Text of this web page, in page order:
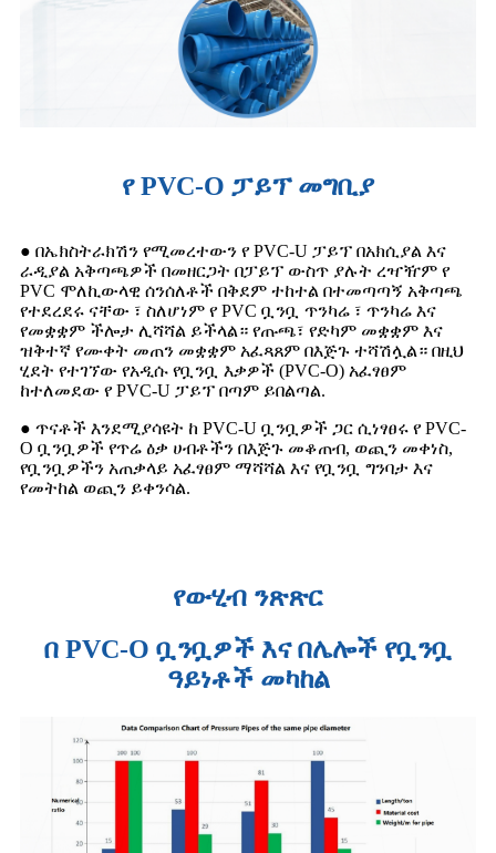
የ PVC-O ፓይፕ መግቢያ
● በኤክስትራክሽን የሚመረተውን የ PVC-U ፓይፕ በአክሲያል እና
ራዲያል አቅጣጫዎች በመዘርጋት በፓይፕ ውስጥ ያሉት ረዣዥም የ
PVC ሞለኪውላዊ ሰንሰለቶች በቅደም ተከተል በተመጣጣኝ አቅጣጫ
የተደረደሩ ናቸው ፣ ስለሆነም የ PVC ቧንቧ ጥንካሬ ፣ ጥንካሬ እና
የመቋቋም ችሎታ ሊሻሻል ይችላል። የጡጫ፣ የድካም መቋቋም እና
ዝቅተኛ የሙቀት መጠን መቋቋም አፈጻጸም በእጅጉ ተሻሽሏል። በዚህ
ሂደት የተገኘው የአዲሱ የቧንቧ እቃዎች (PVC-O) አፈፃፀም
ከተለመደው የ PVC-U ፓይፕ በጣም ይበልጣል.
● ጥናቶች እንደሚያሳዩት ከ PVC-U ቧንቧዎች ጋር ሲነፃፀሩ የ PVC-
O ቧንቧዎች የጥሬ ዕቃ ሀብቶችን በእጅጉ መቆጠብ, ወጪን መቀነስ,
የቧንቧዎችን አጠቃላይ አፈፃፀም ማሻሻል እና የቧንቧ ግንባታ እና
የመትከል ወጪን ይቀንሳል.
የውሂብ ንጽጽር
በ PVC-O ቧንቧዎች እና በሌሎች የቧንቧ
ዓይነቶች መካከል